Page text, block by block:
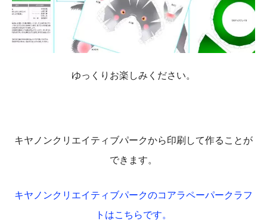
ゆっくりお楽しみください。
キヤノンクリエイティブパークから印刷して作ることが
できます。
キヤノンクリエイティブパークのコアラペーパークラフ
トはこちらです。